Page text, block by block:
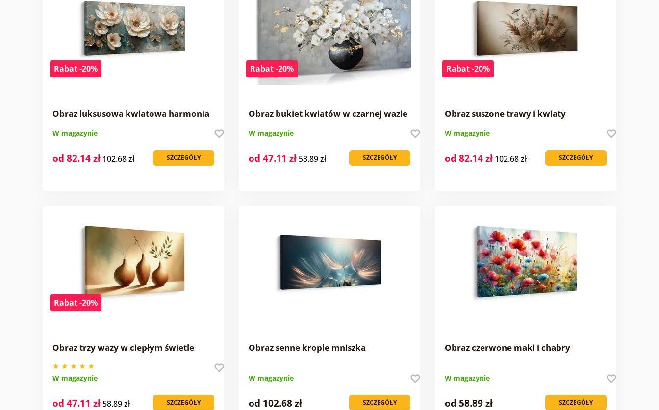
Rabat -20%
Obraz luksusowa kwiatowa harmonia
W magazynie
SZCZEGÓŁY
od 82.14 zł102.68 zł
Rabat -20%
Obraz bukiet kwiatów w czarnej wazie
W magazynie
SZCZEGÓŁY
od 47.11 zł58.89 zł
Rabat -20%
Obraz suszone trawy i kwiaty
W magazynie
SZCZEGÓŁY
od 82.14 zł102.68 zł
Rabat -20%
Obraz trzy wazy w ciepłym świetle
W magazynie
SZCZEGÓŁY
od 47.11 zł58.89 zł
Obraz senne krople mniszka
W magazynie
SZCZEGÓŁY
od 102.68 zł
Obraz czerwone maki i chabry
W magazynie
SZCZEGÓŁY
od 58.89 zł